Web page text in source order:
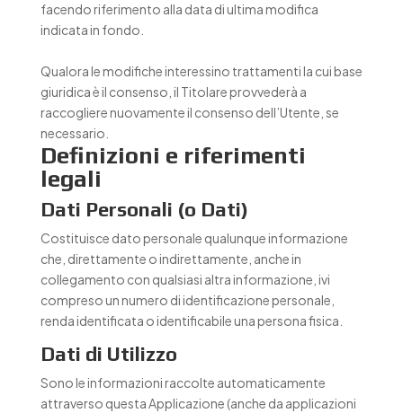
facendo riferimento alla data di ultima modifica
indicata in fondo.
Qualora le modifiche interessino trattamenti la cui base
giuridica è il consenso, il Titolare provvederà a
raccogliere nuovamente il consenso dell’Utente, se
necessario.
Definizioni e riferimenti
legali
Dati Personali (o Dati)
Costituisce dato personale qualunque informazione
che, direttamente o indirettamente, anche in
collegamento con qualsiasi altra informazione, ivi
compreso un numero di identificazione personale,
renda identificata o identificabile una persona fisica.
Dati di Utilizzo
Sono le informazioni raccolte automaticamente
attraverso questa Applicazione (anche da applicazioni